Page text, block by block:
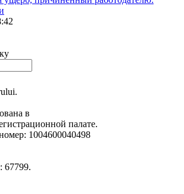
в
палате.
1004600040498
67799.